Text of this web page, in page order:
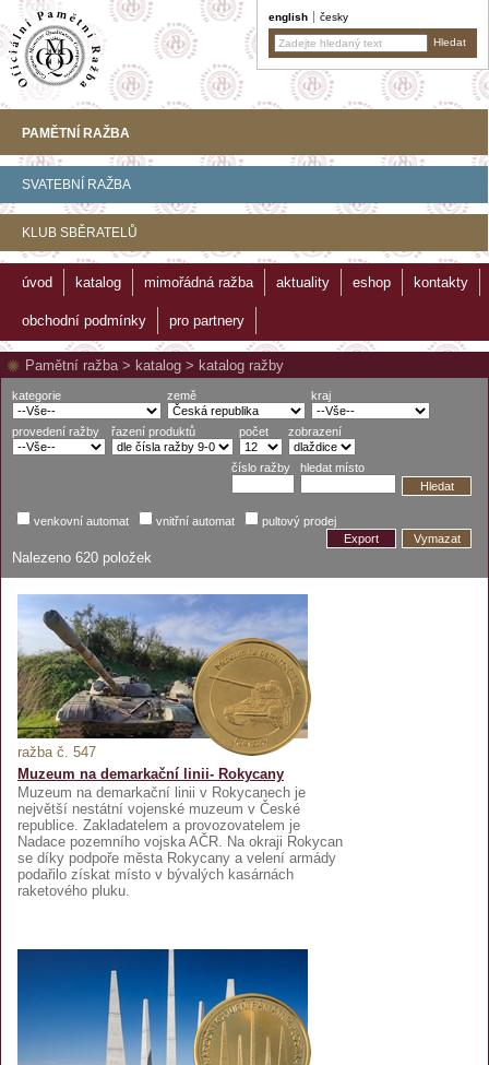
english česky
PAMĚTNÍ RAŽBA
SVATEBNÍ RAŽBA
KLUB SBĚRATELŮ
úvod katalog mimořádná ražba aktuality eshop kontakty
obchodní podmínky pro partnery
Pamětní ražba> katalog > katalog ražby
kategorie země kraj
provedení ražby řazení produktů počet zobrazení
číslo ražby
hledat místo
Hledat
venkovní automat vnitřní automat
pultový prodej
Export
Vymazat
Nalezeno 620 položek
ražba č. 547
Muzeum na demarkační linii- Rokycany
Muzeum na demarkační linii v Rokycanech je
největší nestátní vojenské muzeum v České
republice. Zakladatelem a provozovatelem je
Nadace pozemního vojska AČR. Na okraji Rokycan
se díky podpoře města Rokycany a velení armády
podařilo získat místo v bývalých kasárnách
raketového pluku.